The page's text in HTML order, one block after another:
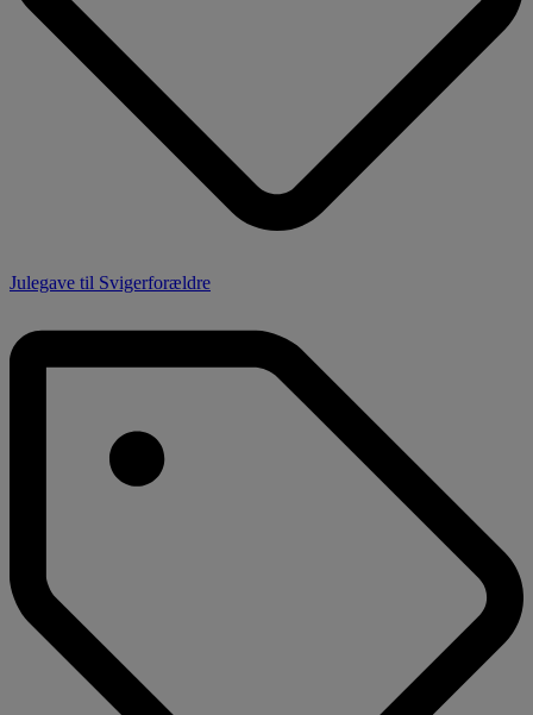
Julegave til Svigerforældre